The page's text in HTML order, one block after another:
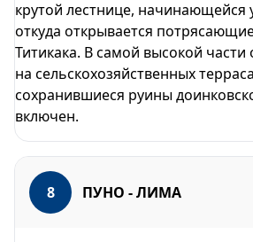
крутой лестнице, начинающейся
откуда открывается
Титикака. В самой высокой части
на сельскохозяйственных
сохранившиеся руины
включен.
8 ПУНО - ЛИМА